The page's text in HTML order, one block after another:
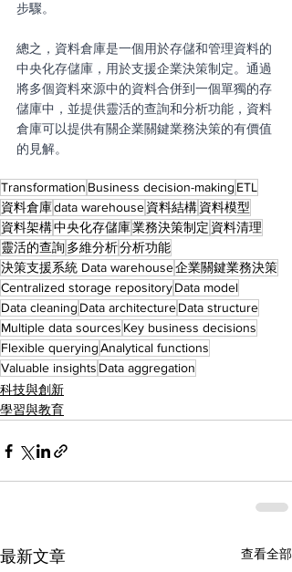
步驟。
總之，資料倉庫是一個用於存儲和管理資料的
中央化存儲庫，用於支援企業決策制定。通過
將多個資料來源中的資料合併到一個單獨的存
儲庫中，並提供靈活的查詢和分析功能，資料
倉庫可以提供有關企業關鍵業務決策的有價值
的見解。
Transformation Business decision-making ETL
資料倉庫data warehouse資料結構資料模型
資料架構中央化存儲庫業務決策制定 資料清理
靈活的查詢多維分析分析功能
決策支援系統 Data warehouse企業關鍵業務決策
Centralized storage repositoryData model
Data cleaning Data architectureData structure
Multiple data sources Key business decisions
Flexible queryingAnalytical functions
Valuable insights Data aggregation
科技與創新
學習與教育
最新文章 查看全部